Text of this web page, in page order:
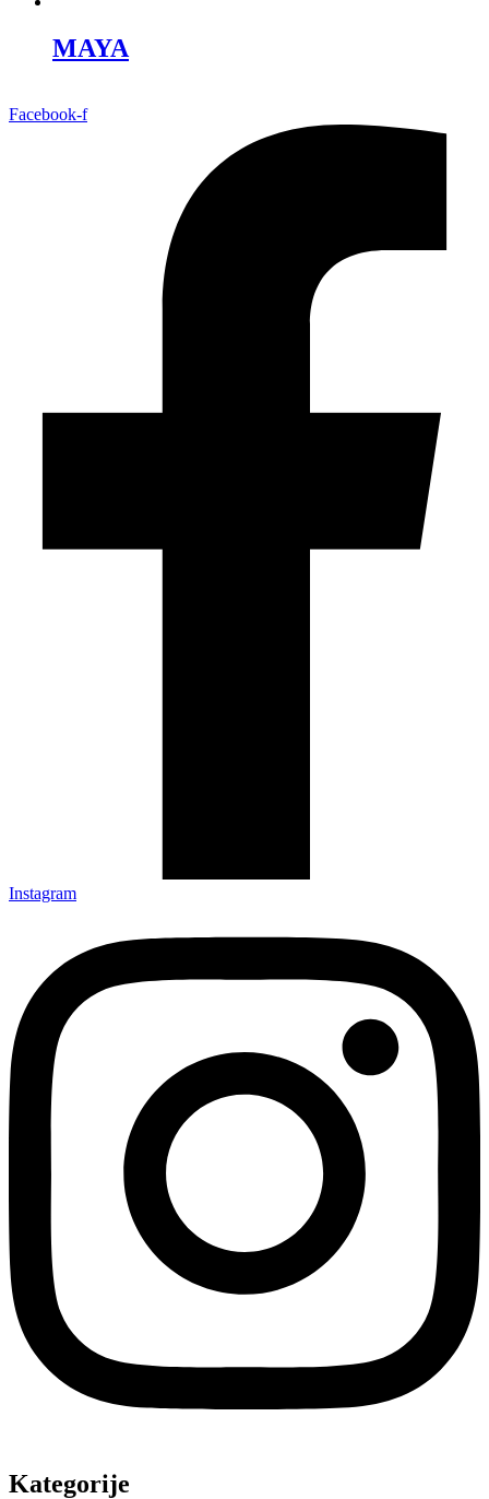
MAYA
Facebook-f
Instagram
Kategorije